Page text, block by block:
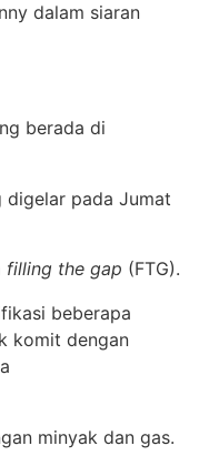
dalam siaran
berada di
digelar pada Jumat
filling the gap (FTG).
beberapa
komit dengan
minyak dan gas.